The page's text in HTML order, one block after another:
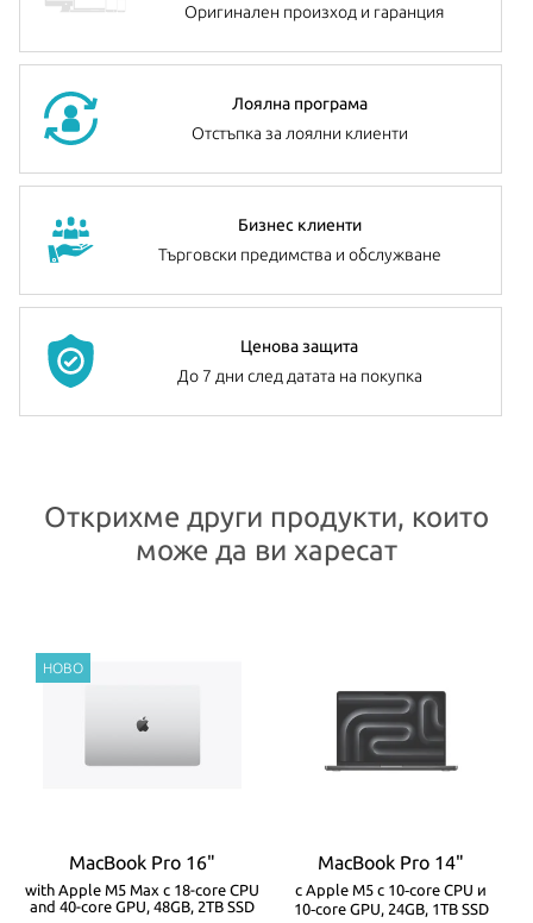
Оригинален произход и гаранция
Лоялна програма
Отстъпка за лоялни клиенти
Бизнес клиенти
Търговски предимства и обслужване
Ценова защита
До 7 дни след датата на покупка
Открихме други продукти, които
може да ви харесат
MacBook Pro 16"
with Apple M5 Max с 18-core CPU
and 40-core GPU, 48GB, 2TB SSD
MacBook Pro 14"
с Apple M5 с 10‑core CPU и
10‑core GPU, 24GB, 1TB SSD